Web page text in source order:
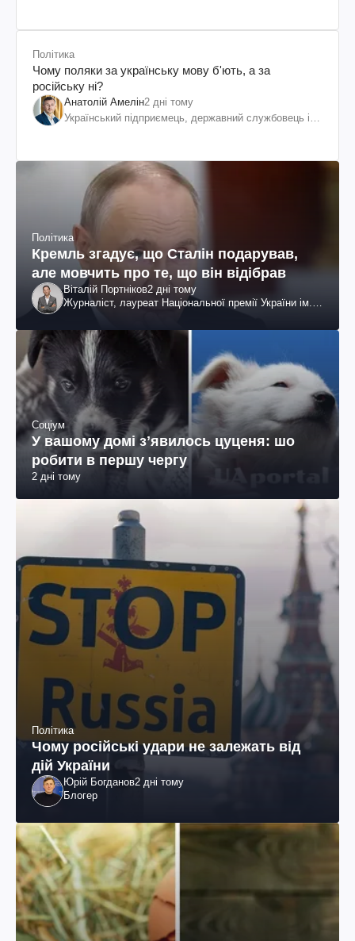
Політика
Чому поляки за українську мову б'ють, а за
російську ні?
Анатолій Амелін2 дні тому
Український підприємець, державний службовець і
Політика
Кремль згадує, що Сталін подарував,
але мовчить про те, що він відібрав
Віталій Портніков2 дні тому
Журналіст, лауреат Національної премії України ім.
Соціум
У вашому домі зʼявилось цуценя: шо
робити в першу чергу
2 дні тому
Політика
Чому російські удари не залежать від
дій України
Юрій Богданов2 дні тому
Блогер